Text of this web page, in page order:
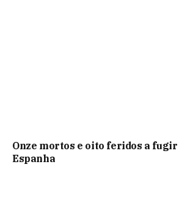
Onze mortos e oito feridos a
Espanha